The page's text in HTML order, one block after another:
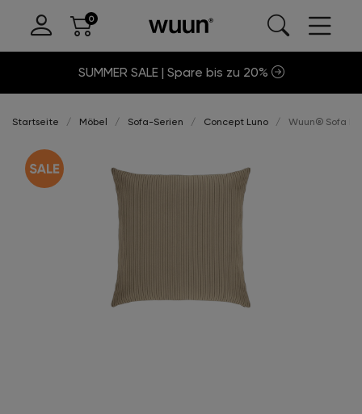
SUMMER SALE | Spare bis zu 20%
Startseite Möbel Sofa-Serien Concept Luno Wuun® Sofa